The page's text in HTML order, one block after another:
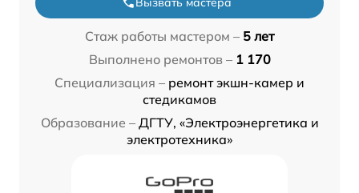
Стаж работы мастером – 5 лет
Выполнено ремонтов – 1 170
Специализация – ремонт экшн-камер и
стедикамов
Образование – ДГТУ, «Электроэнергетика и
электротехника»